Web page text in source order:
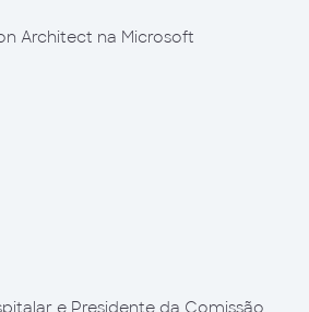
Architect na Microsoft
e Presidente da Comissão